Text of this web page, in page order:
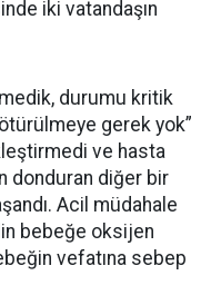
iki vatandaşın
durumu kritik
gerek yok”
ve hasta
donduran diğer bir
Acil müdahale
bebeğe oksijen
vefatına sebep